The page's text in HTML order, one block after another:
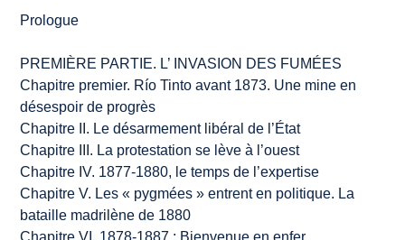
Prologue
PREMIÈRE PARTIE. L’ INVASION DES FUMÉES
Chapitre premier. Río Tinto avant 1873. Une mine en
désespoir de progrès
Chapitre II. Le désarmement libéral de l’État
Chapitre III. La protestation se lève à l’ouest
Chapitre IV. 1877-1880, le temps de l’expertise
Chapitre V. Les « pygmées » entrent en politique. La
bataille madrilène de 1880
Chapitre VI. 1878-1887 : Bienvenue en enfer